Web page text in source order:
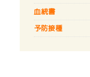
血統書
予防接種